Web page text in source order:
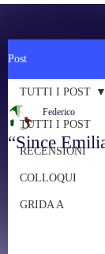
Post
TUTTI I POST
RECENSIONI
COLLOQUI
GRIDA A
TUTTI I POST
“Since
Federico